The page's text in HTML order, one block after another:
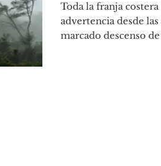
Toda la franja
advertencia desde
marcado descenso de